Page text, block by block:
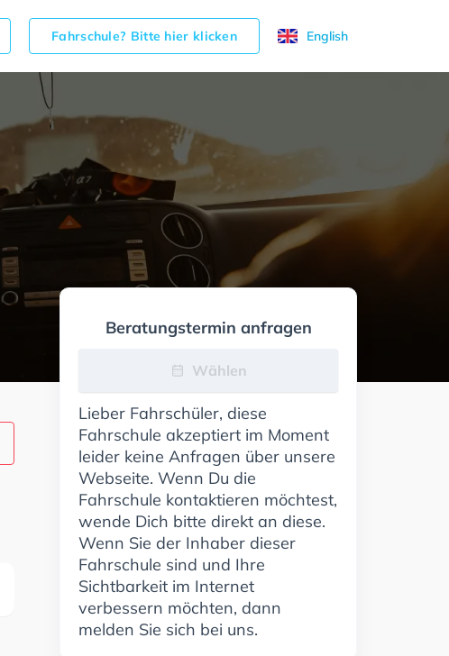
Fahrschule? Bitte hier klicken English
Beratungstermin anfragen
Wählen
Lieber Fahrschüler, diese
Fahrschule akzeptiert im Moment
leider keine Anfragen über unsere
Webseite. Wenn Du die
Fahrschule kontaktieren möchtest,
wende Dich bitte direkt an diese.
Wenn Sie der Inhaber dieser
Fahrschule sind und Ihre
Sichtbarkeit im Internet
verbessern möchten, dann
melden Sie sich bei uns.